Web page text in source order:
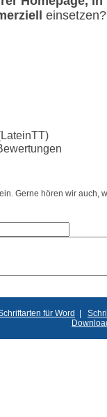
Gerne hören wir auch,
für Word |